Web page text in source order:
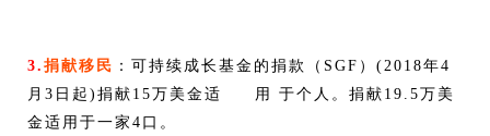
3. 捐献移民 ：可持续成长基金的捐款（SGF）(2018年4
月3日起)捐献15万美金适 用 于个人。捐献19.5万美
金适用于一家4口。